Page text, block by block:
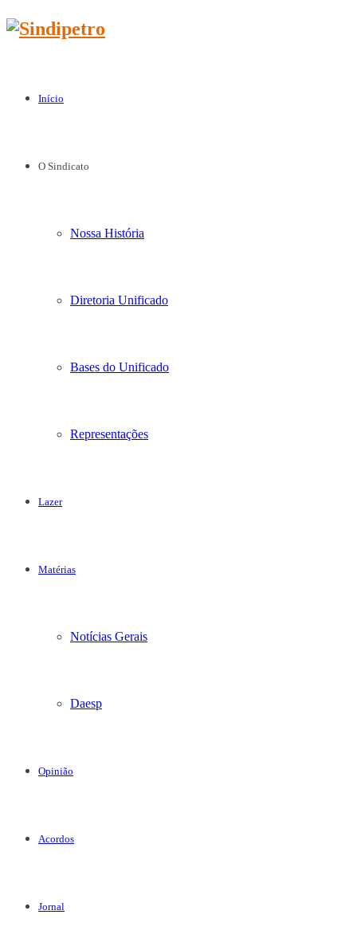
Início
O Sindicato
Nossa História
Diretoria Unificado
Bases do Unificado
Representações
Lazer
Matérias
Notícias Gerais
Daesp
Opinião
Acordos
Jornal